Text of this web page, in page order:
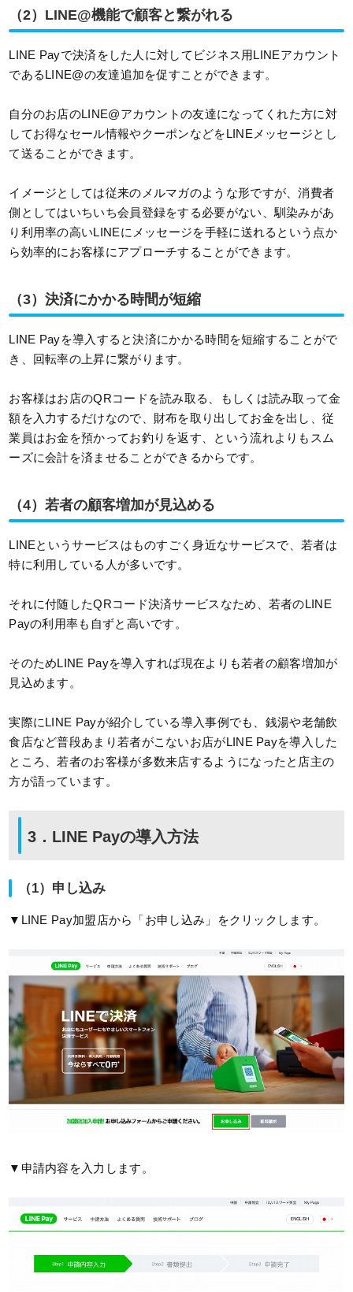
（2）LINE@機能で顧客と繋がれる
LINE Payで決済をした人に対してビジネス用LINEアカウント
であるLINE@の友達追加を促すことができます。
自分のお店のLINE@アカウントの友達になってくれた方に対
してお得なセール情報やクーポンなどをLINEメッセージとし
て送ることができます。
イメージとしては従来のメルマガのような形ですが、消費者
側としてはいちいち会員登録をする必要がない、馴染みがあ
り利用率の高いLINEにメッセージを手軽に送れるという点か
ら効率的にお客様にアプローチすることができます。
（3）決済にかかる時間が短縮
LINE Payを導入すると決済にかかる時間を短縮することがで
き、回転率の上昇に繋がります。
お客様はお店のQRコードを読み取る、もしくは読み取って金
額を入力するだけなので、財布を取り出してお金を出し、従
業員はお金を預かってお釣りを返す、という流れよりもスム
ーズに会計を済ませることができるからです。
（4）若者の顧客増加が見込める
LINEというサービスはものすごく身近なサービスで、若者は
特に利用している人が多いです。
それに付随したQRコード決済サービスなため、若者のLINE
Payの利用率も自ずと高いです。
そのためLINE Payを導入すれば現在よりも若者の顧客増加が
見込めます。
実際にLINE Payが紹介している導入事例でも、銭湯や老舗飲
食店など普段あまり若者がこないお店がLINE Payを導入した
ところ、若者のお客様が多数来店するようになったと店主の
方が語っています。
3．LINE Payの導入方法
（1）申し込み
▼LINE Pay加盟店から「お申し込み」をクリックします。
▼申請内容を入力します。